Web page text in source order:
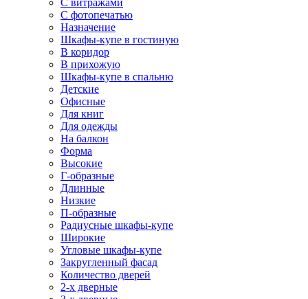
С витражами
С фотопечатью
Назначение
Шкафы-купе в гостиную
В коридор
В прихожую
Шкафы-купе в спальню
Детские
Офисные
Для книг
Для одежды
На балкон
Форма
Высокие
Г-образные
Длинные
Низкие
П-образные
Радиусные шкафы-купе
Широкие
Угловые шкафы-купе
Закругленный фасад
Количество дверей
2-х дверные